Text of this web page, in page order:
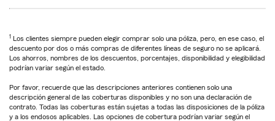
1 Los clientes siempre pueden elegir comprar solo una póliza, pero, en ese caso, el
descuento por dos o más compras de diferentes líneas de seguro no se aplicará.
Los ahorros, nombres de los descuentos, porcentajes, disponibilidad y elegibilidad
podrían variar según el estado.
Por favor, recuerde que las descripciones anteriores contienen solo una
descripción general de las coberturas disponibles y no son una declaración de
contrato. Todas las coberturas están sujetas a todas las disposiciones de la póliza
y a los endosos aplicables. Las opciones de cobertura podrían variar según el